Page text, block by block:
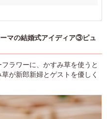
マの結婚式アイディア③ピュ
ラワーに、かすみ草を使うと
が新郎新婦とゲストを優しく